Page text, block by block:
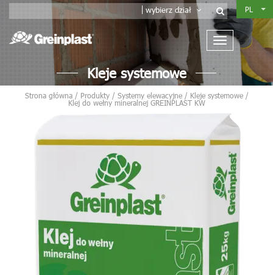
wybierz dział PL
Kleje systemowe
Strona główna/ Produkty/ Systemy elewacyjne/ Kleje systemowe/
Klej do wełny mineralnej GREINPLAST KW